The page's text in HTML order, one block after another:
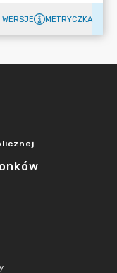
METRYCZKA